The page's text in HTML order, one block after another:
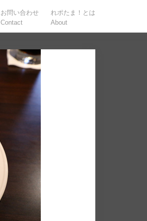
お問い合わせ
Contact
れポたま！とは
About